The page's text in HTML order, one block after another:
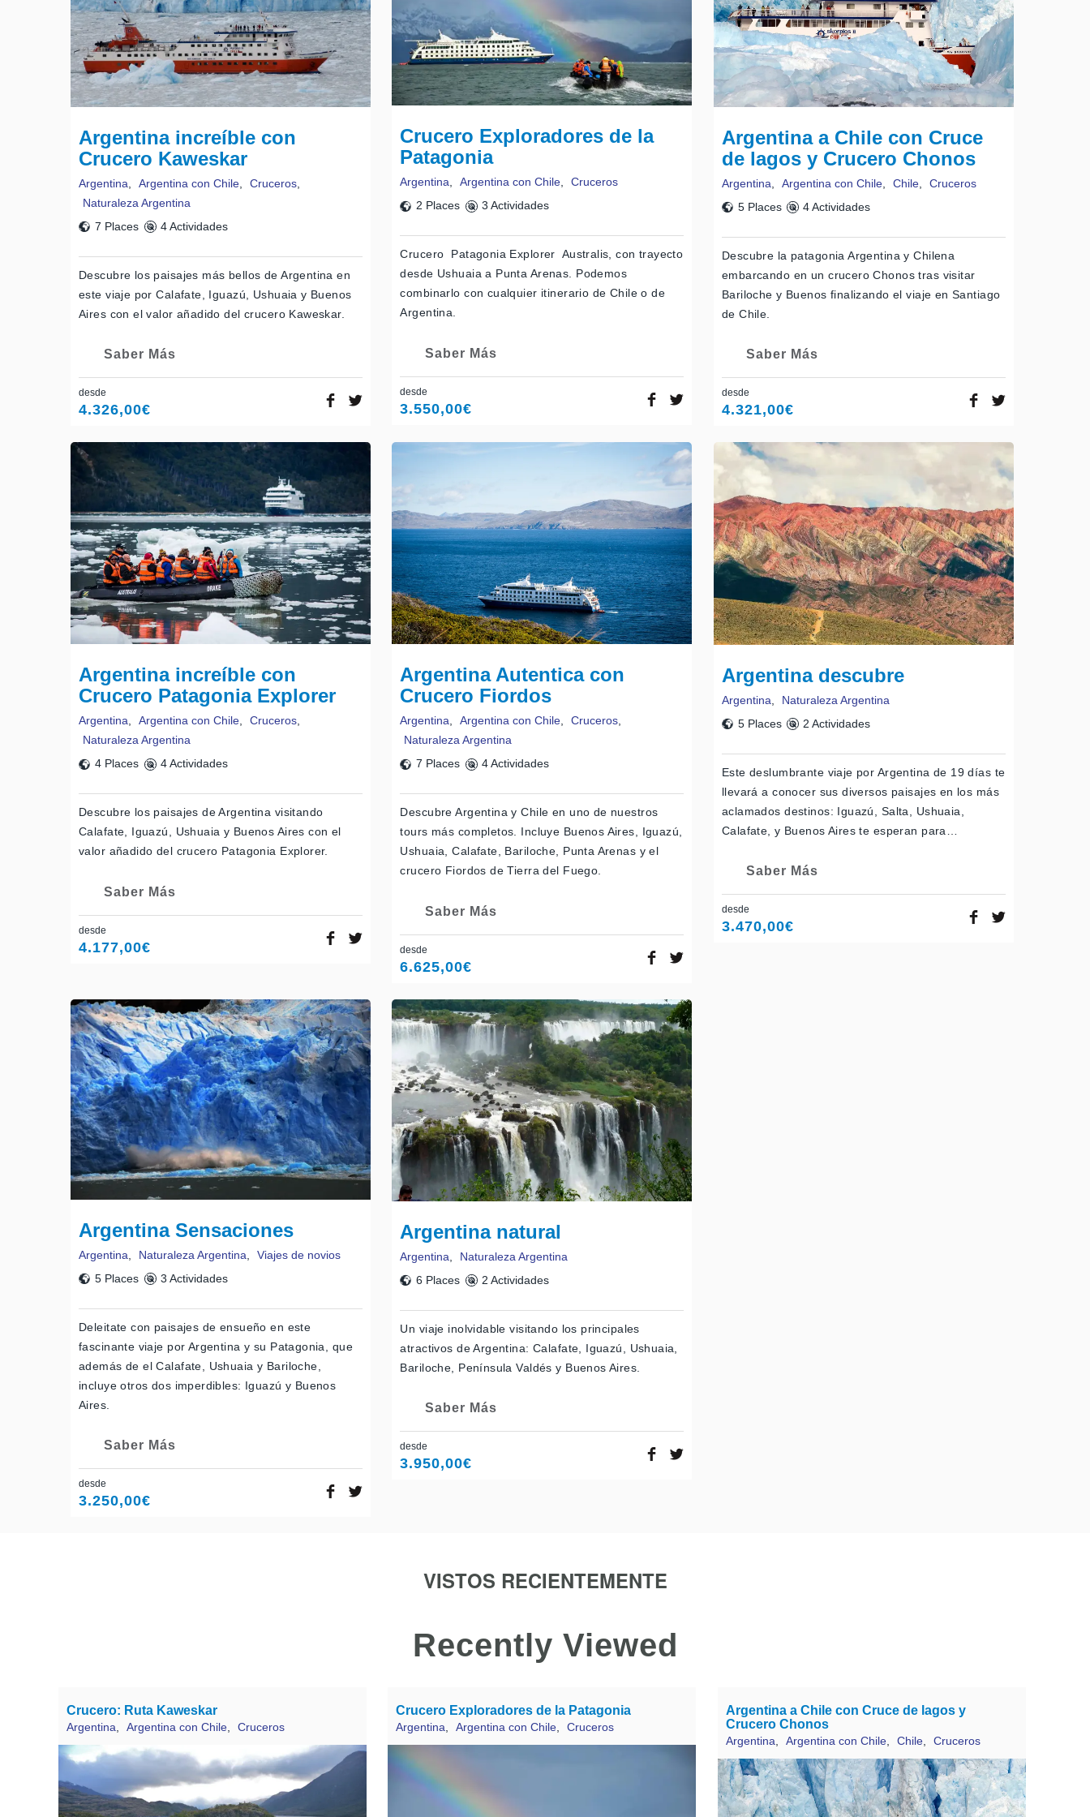
sorprende con sus dimensiones y su increíble paisaje. El ajetreado vadeo por la costa del lago culmina con un rico asado a orillas del Fagnano, mientras se
prepara la comida realizamos una caminata por la zona. Después de almorzar y recuperar energías continuaremos en el lago Escondido, de menores
dimensiones pero rodeado de un marco natural incomparable. Preparamos las canoas, y a remar, la vista desde el agua nos sorprende. poco más de una
hora nos separan de la hostería petrel, ubicada a orillas del lago, donde culmina la navegación. De aquí regresaremos a Ushuaia.
En inviernos, Saldremos desde el hotel por la ruta Nacional nro 3 rumbo a los Lagos Escondido y Fagnano, cruzaremos la cordillera fueguina por el Paso
y tomamos un refrigerio. Regresaremos al Valle Tierra Mayor, donde degustaremos el almuerzo y tendremos tiempo para realizar actividades opcionales
como: Snow cats, trineos tirado por huskies, esquí de fondo y patinaje sobre hielo, o simplemente contemplar el gran Valle nevado desde la cálida hostería, y
Argentina increíble con
Crucero Kaweskar
Argentina Argentina con Chile Cruceros
Naturaleza Argentina
7 Places
4 Actividades
Descubre los paisajes más bellos de Argentina en
este viaje por Calafate, Iguazú, Ushuaia y Buenos
Aires con el valor añadido del crucero Kaweskar.
Saber Más
desde
4.326,00€
Crucero Exploradores de la
Patagonia
Argentina, Argentina con Chile,
Cruceros
2 Places
3 Actividades
Crucero Patagonia Explorer Australis, con trayecto
desde Ushuaia a Punta Arenas. Podemos
combinarlo con cualquier itinerario de Chile o de
Argentina.
Saber Más
desde
3.550,00€
Argentina a Chile con Cruce
de lagos y Crucero Chonos
Argentina Argentina con Chile, Chile,
Cruceros
5 Places
4 Actividades
Descubre la patagonia Argentina y Chilena
embarcando en un crucero Chonos tras visitar
Bariloche y Buenos finalizando el viaje en Santiago
de Chile.
Saber Más
desde
4.321,00€
Argentina increíble con
Crucero Patagonia Explorer
Argentina, Argentina con Chile, Cruceros,
Naturaleza Argentina
4 Places
4 Actividades
Descubre los paisajes de Argentina visitando
Calafate, Iguazú, Ushuaia y Buenos Aires con el
valor añadido del crucero Patagonia Explorer.
Saber Más
desde
4.177,00€
Argentina Autentica con
Crucero Fiordos
Argentina, Argentina con Chile, Cruceros,
Naturaleza Argentina
7 Places
4 Actividades
Descubre Argentina y Chile en uno de nuestros
tours más completos. Incluye Buenos Aires, Iguazú,
Ushuaia, Calafate, Bariloche, Punta Arenas y el
crucero Fiordos de Tierra del Fuego.
Saber Más
desde
6.625,00€
Argentina descubre
Argentina
Naturaleza Argentina
5 Places
2 Actividades
Este deslumbrante viaje por Argentina de 19 días te
llevará a conocer sus diversos paisajes en los más
aclamados destinos: Iguazú, Salta, Ushuaia,
Calafate, y Buenos Aires te esperan para…
Saber Más
desde
3.470,00€
Argentina Sensaciones
Argentina Naturaleza Argentina
Viajes de novios
5 Places
3 Actividades
Deleitate con paisajes de ensueño en este
fascinante viaje por Argentina y su Patagonia, que
además de el Calafate, Ushuaia y Bariloche,
incluye otros dos imperdibles: Iguazú y Buenos
Aires.
Saber Más
desde
3.250,00€
Argentina natural
Argentina
Naturaleza Argentina
6 Places
2 Actividades
Un viaje inolvidable visitando los principales
atractivos de Argentina: Calafate, Iguazú, Ushuaia,
Bariloche, Península Valdés y Buenos Aires.
Saber Más
desde
3.950,00€
VISTOS RECIENTEMENTE
Recently Viewed
Crucero: Ruta Kaweskar
Argentina, Argentina con Chile, Cruceros
Crucero Exploradores de la Patagonia
Argentina, Argentina con Chile, Cruceros
Argentina a Chile con Cruce de lagos y
Crucero Chonos
Argentina, Argentina con Chile, Chile, Cruceros